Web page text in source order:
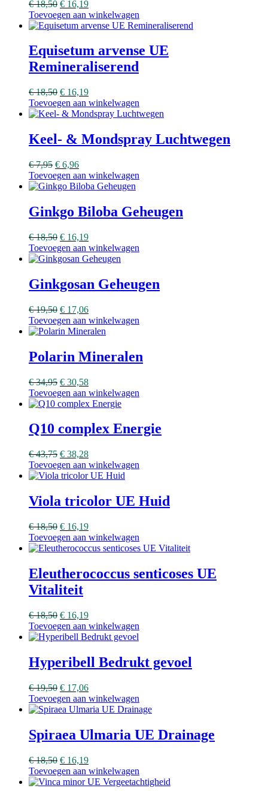
€18,50 € 16,19
Toevoegen aan winkelwagen
Equisetum arvense UE
Remineraliserend
€18,50 € 16,19
Toevoegen aan winkelwagen
Keel- & Mondspray Luchtwegen
€7,95 € 6,96
Toevoegen aan winkelwagen
Ginkgo Biloba Geheugen
€18,50 € 16,19
Toevoegen aan winkelwagen
Ginkgosan Geheugen
€19,50 € 17,06
Toevoegen aan winkelwagen
Polarin Mineralen
€34,95 € 30,58
Toevoegen aan winkelwagen
Q10 complex Energie
€43,75 € 38,28
Toevoegen aan winkelwagen
Viola tricolor UE Huid
€18,50 € 16,19
Toevoegen aan winkelwagen
Eleutherococcus senticoses UE
Vitaliteit
€18,50 € 16,19
Toevoegen aan winkelwagen
Hyperibell Bedrukt gevoel
€19,50 € 17,06
Toevoegen aan winkelwagen
Spiraea Ulmaria UE Drainage
€18,50 € 16,19
Toevoegen aan winkelwagen